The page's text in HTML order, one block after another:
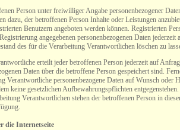
Person unter freiwilliger Angabe personenbezogener
dazu, der betroffenen Person Inhalte oder Leistungen
Benutzern angeboten werden können. Registrierten
angegebenen personenbezogenen Daten jederzeit
des für die Verarbeitung Verantwortlichen löschen zu
erteilt jeder betroffenen Person jederzeit auf
Daten über die betroffene Person gespeichert sind.
Verantwortliche personenbezogene Daten auf Wunsch oder
keine gesetzlichen Aufbewahrungspflichten
Verantwortlichen stehen der betroffenen Person in
die Internetseite